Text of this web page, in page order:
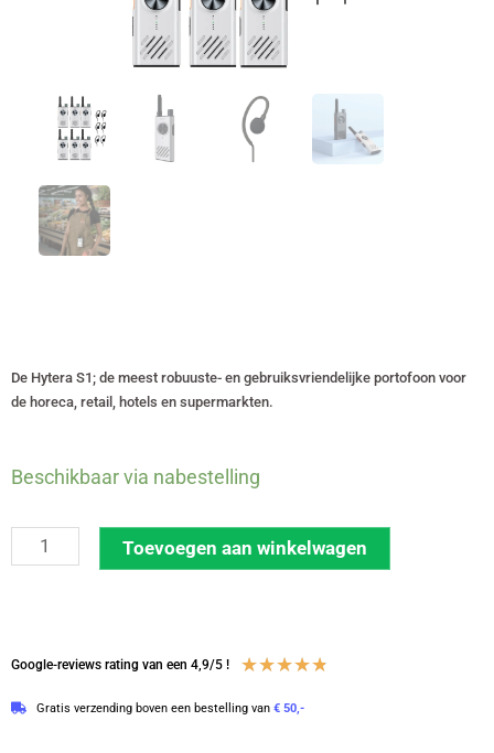
De Hytera S1; de meest robuuste- en gebruiksvriendelijke portofoon voor
de horeca, retail, hotels en supermarkten.
Beschikbaar via nabestelling
Set
6
Hytera
446-
met
Toevoegen aan winkelwagen
Google-reviews rating van een 4,9/5 ! ★★★★★
Gratis verzending boven een bestelling van € 50,-